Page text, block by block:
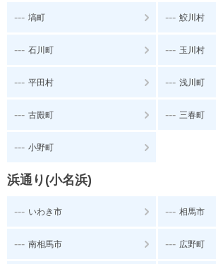
--- 塙町 --- 鮫川村
--- 石川町 --- 玉川村
--- 平田村 --- 浅川町
--- 古殿町 --- 三春町
--- 小野町
浜通り(小名浜)
--- いわき市 --- 相馬市
--- 南相馬市 --- 広野町